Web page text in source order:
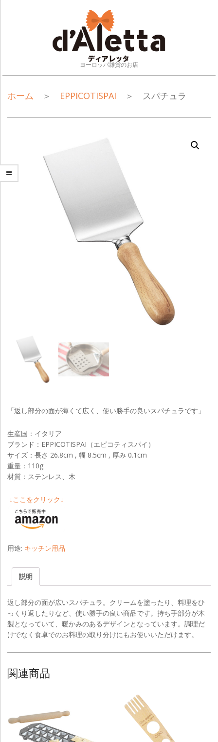
ヨーロッパ雑貨のお店
NAVIGATION
MENU
ホーム ＞ EPPICOTISPAI ＞ スパチュラ
「返し部分の面が薄くて広く、使い勝手の良いスパチュラです」
生産国：イタリア
ブランド：EPPICOTISPAI（エピコティスパイ）
サイズ：長さ 26.8cm , 幅 8.5cm , 厚み 0.1cm
重量：110g
材質：ステンレス、木
↓ここをクリック↓
用途: キッチン用品
説明
返し部分の面が広いスパチュラ。クリームを塗ったり、料理をひ
っくり返したりなど、使い勝手の良い商品です。持ち手部分が木
製となっていて、暖かみのあるデザインとなっています。調理だ
けでなく食卓でのお料理の取り分けにもお使いいただけます。
関連商品